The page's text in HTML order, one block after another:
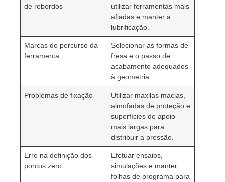
de rebordos
utilizar ferramentas mais
afiadas e manter a
lubrificação.
Marcas do percurso da
ferramenta
Selecionar as formas de
fresa e o passo de
acabamento adequados
à geometria.
Problemas de fixação
Utilizar maxilas macias,
almofadas de proteção e
superfícies de apoio
mais largas para
distribuir a pressão.
Erro na definição dos
pontos zero
Efetuar ensaios,
simulações e manter
folhas de programa para